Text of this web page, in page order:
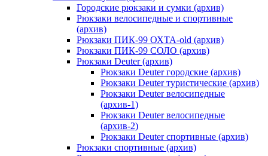
Городские рюкзаки и сумки (архив)
Рюкзаки велосипедные и спортивные
(архив)
Рюкзаки ПИК-99 ОХТА-old (архив)
Рюкзаки ПИК-99 СОЛО (архив)
Рюкзаки Deuter (архив)
Рюкзаки Deuter городские (архив)
Рюкзаки Deuter туристические (архив)
Рюкзаки Deuter велосипедные
(архив-1)
Рюкзаки Deuter велосипедные
(архив-2)
Рюкзаки Deuter спортивные (архив)
Рюкзаки спортивные (архив)